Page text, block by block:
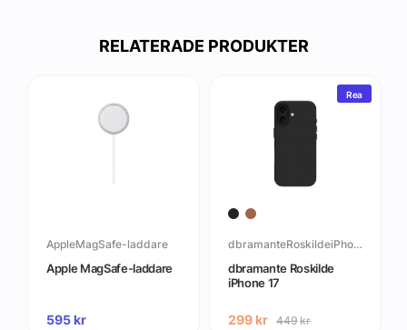
RELATERADE PRODUKTER
AppleMagSafe-laddare
Apple MagSafe-laddare
595kr
Rea
dbramanteRoskildeiPhone17
dbramante Roskilde
iPhone 17
299 kr 449kr